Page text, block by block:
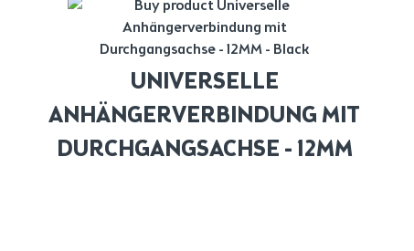
UNIVERSELLE
ANHÄNGERVERBINDUNG MIT
DURCHGANGSACHSE - 12MM